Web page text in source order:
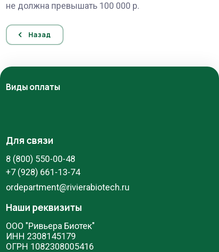
не должна превышать 100 000 р.
Назад
Для связи
8 (800) 550-00-48
+7 (928) 661-13-74
ordepartment@rivierabiotech.ru
Наши реквизиты
ООО "Ривьера Биотек"
ИНН 2308145179
ОГРН 1082308005416
Виды оплаты